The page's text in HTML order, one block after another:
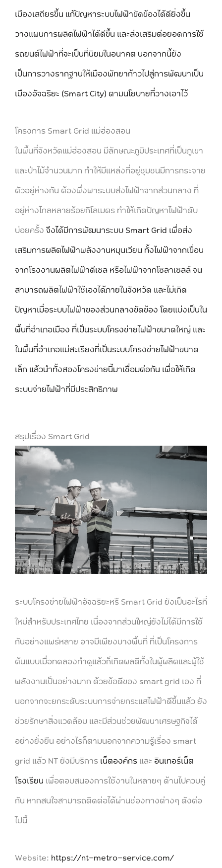
เมืองเสถียรขึ้น แก้ปัญหาระบบไฟฟ้าขัดข้องได้ดียิ่งขึ้น
วางแผนการผลิตไฟฟ้าได้ดีขึ้น และส่งเสริมต่อยอดการใช้
รถยนต์ไฟฟ้าที่จะเป็นที่นิยมในอนาคต นอกจากนี้ยัง
เป็นการวางรากฐานให้เมืองพัทยาก้าวไปสู่การพัฒนาเป็น
เมืองอัจฉริยะ (Smart City) ตามนโยบายที่วางเอาไว้
โครงการ Smart Grid แม่ฮ่องสอน
ในพื้นที่จังหวัดแม่ฮ่องสอน มีลักษณะภูมิประเทศที่เป็นภูเขา
และป่าไม้จำนวนมาก ทำให้มีแหล่งที่อยู่ชุมชนมีการกระจาย
ตัวอยู่ห่างกัน ต้องพึ่งพาระบบส่งไฟฟ้าจากส่วนกลาง ที่
อยู่ห่างไกลหลายร้อยกิโลเมตร ทำให้เกิดปัญหาไฟฟ้าดับ
บ่อยครั้ง จึงได้มีการพัฒนาระบบ Smart Grid เพื่อส่ง
เสริมการผลิตไฟฟ้าพลังงานหมุนเวียน ทั้งไฟฟ้าจากเขื่อน
จากโรงงานผลิตไฟฟ้าดีเซล หรือไฟฟ้าจากโซลาเซลล์ จน
สามารถผลิตไฟฟ้าใช้เองได้ภายในจังหวัด และไม่เกิด
ปัญหาเมื่อระบบไฟฟ้าของส่วนกลางขัดข้อง โดยแบ่งเป็นใน
พื้นที่อำเภอเมือง ที่เป็นระบบโครงข่ายไฟฟ้าขนาดใหญ่ และ
ในพื้นที่อำเภอแม่สะเรียงที่เป็นระบบโครงข่ายไฟฟ้าขนาด
เล็ก แล้วนำทั้งสองโครงข่ายนี้มาเชื่อมต่อกัน เพื่อให้เกิด
ระบบจ่ายไฟฟ้าที่มีประสิทธิภาพ
สรุปเรื่อง Smart Grid
ระบบโครงข่ายไฟฟ้าอัจฉริยะหรืิ Smart Grid ยังเป็นอะไรที่
ใหม่สำหรับประเทศไทย เนื่องจากส่วนใหญ่ยังไม่ได้มีการใช้
กันอย่างแพร่หลาย อาจมีเพียงบางพื้นที่ ที่เป็นโครงการ
ต้นแบบเมื่อทดลองทำดูแล้วก็เกิดผลดีทั้งในผู้ผลิตและผู้ใช้
พลังงานเป็นอย่างมาก ด้วยข้อดีของ smart grid เอง ที่
นอกจากจะยกระดับระบบการจ่ายกระแสไฟฟ้าดีขึ้นแล้ว ยัง
ช่วยรักษาสิ่งแวดล้อม และมีส่วนช่วยพัฒนาเศรษฐกิจได้
อย่างยั่งยืน อย่างไรก็ตามนอกจากความรู้เรื่อง smart
grid แล้ว NT ยังมีบริการ เน็ตองค์กร และ อินเทอร์เน็ต
โรงเรียน เพื่อตอบสนองการใช้งานในหลายๆ ด้านไปควบคู่
กัน หากสนใจสามารถติดต่อได้ผ่านช่องทางต่างๆ ดังต่อ
ไปนี้
Website: https://nt-metro-service.com/